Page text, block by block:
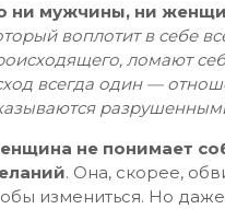
ни мужчины, ни
воплотит в себе
ломают
всегда один —
не понимает
. Она, скорее,
измениться. Но